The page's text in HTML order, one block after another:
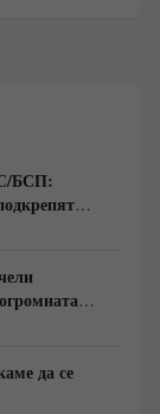
Окруашвили
вече
БСП:
да се